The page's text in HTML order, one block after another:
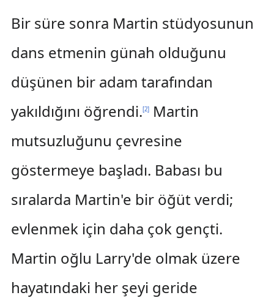
Bir süre sonra Martin stüdyosunun
dans etmenin günah olduğunu
düşünen bir adam tarafından
yakıldığını öğrendi.[2]Martin
mutsuzluğunu çevresine
göstermeye başladı. Babası bu
sıralarda Martin'e bir öğüt verdi;
evlenmek için daha çok gençti.
Martin oğlu Larry'de olmak üzere
hayatındaki her şeyi geride